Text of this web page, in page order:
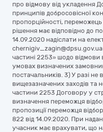
про відмову від укладення
принципів добросовісної
пропорційності,
рішення має відповідно до
14.09.2020 надіслати на
chernigiv_zagin@dpsu.gov.ua
частині 2253» шодо
умовах визначених
постачальників. 3) У разі
вищезазначених заходів та
частини 2253 Договору у
визначення переможця
пропозиції переможця
822 від 14.09.2020. При
учасник має врахувати, що